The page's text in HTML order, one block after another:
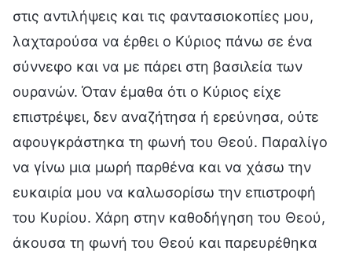
στις αντιλήψεις και τις φαντασιοκοπίες μου,
λαχταρούσα να έρθει ο Κύριος πάνω σε ένα
σύννεφο και να με πάρει στη βασιλεία των
ουρανών. Όταν έμαθα ότι ο Κύριος είχε
επιστρέψει, δεν αναζήτησα ή ερεύνησα, ούτε
αφουγκράστηκα τη φωνή του Θεού. Παραλίγο
να γίνω μια μωρή παρθένα και να χάσω την
ευκαιρία μου να καλωσορίσω την επιστροφή
του Κυρίου. Χάρη στην καθοδήγηση του Θεού,
άκουσα τη φωνή του Θεού και παρευρέθηκα